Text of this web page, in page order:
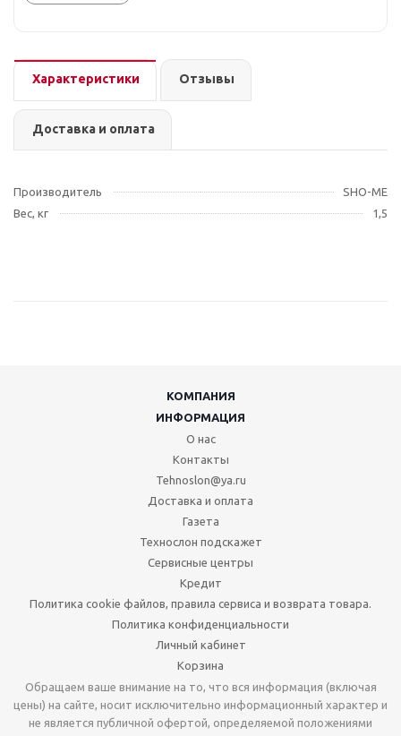
Характеристики Отзывы
Доставка и оплата
Производитель
SHO-ME
Вес, кг
1,5
КОМПАНИЯ
ИНФОРМАЦИЯ
О нас
Контакты
Tehnoslon@ya.ru
Доставка и оплата
Газета
Технослон подскажет
Сервисные центры
Кредит
Политика cookie файлов, правила сервиса и возврата товара.
Политика конфиденциальности
Личный кабинет
Корзина
Обращаем ваше внимание на то, что вся информация (включая
цены) на сайте, носит исключительно информационный характер и
не является публичной офертой, определяемой положениями